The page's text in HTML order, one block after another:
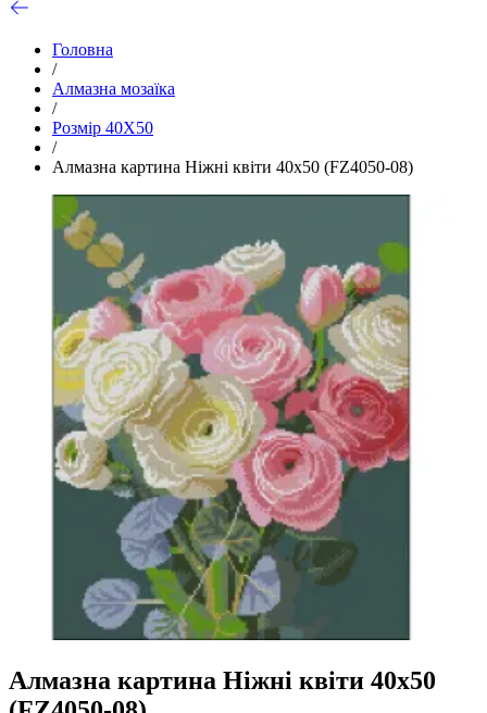
Головна
/
Алмазна мозаїка
/
Розмір 40Х50
/
Алмазна картина Ніжні квіти 40х50 (FZ4050-08)
Алмазна картина Ніжні квіти 40х50